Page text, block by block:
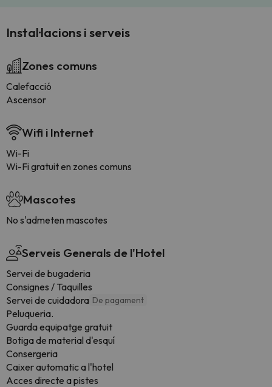
Instal·lacions i serveis
Zones comuns
Calefacció
Ascensor
Wifi i Internet
Wi-Fi
Wi-Fi gratuit en zones comuns
Mascotes
No s'admeten mascotes
Serveis Generals de l'Hotel
Servei de bugaderia
Consignes / Taquilles
Servei de cuidadora De pagament
Peluqueria.
Guarda equipatge gratuit
Botiga de material d'esquí
Consergeria
Caixer automatic a l'hotel
Acces directe a pistes